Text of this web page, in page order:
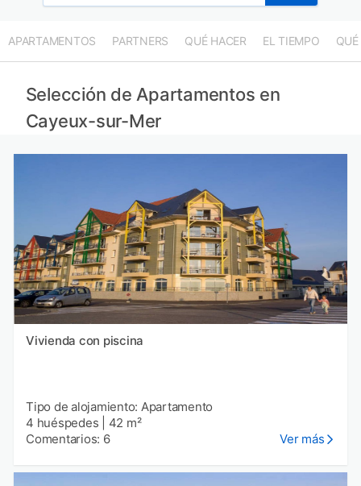
APARTAMENTOS PARTNERS QUÉ HACER EL TIEMPO QUÉ
Selección de Apartamentos en
Cayeux-sur-Mer
Vivienda con piscina
Tipo de alojamiento: Apartamento
4 huéspedes
42 m²
Comentarios: 6
Ver más